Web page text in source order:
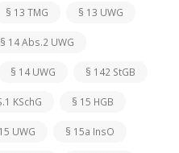
§ 13 TMG § 13 UWG
§ 14 Abs.2 UWG
§ 14 UWG § 142 StGB
KSchG § 15 HGB
UWG § 15a InsO